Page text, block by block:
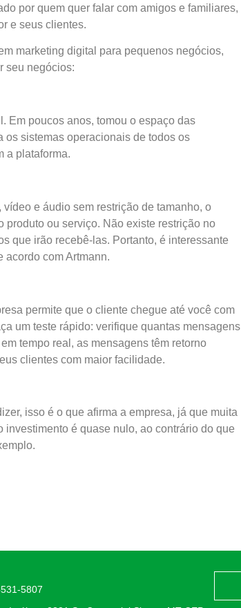
por quem quer falar com amigos e familiares,
e seus clientes.
marketing digital para pequenos negócios,
seu negócios:
Em poucos anos, tomou o espaço das
os sistemas operacionais de todos os
a plataforma.
e áudio sem restrição de tamanho, o
ou serviço. Não existe restrição no
que irão recebê-las. Portanto, é interessante
acordo com Artmann.
permite que o cliente chegue até você com
um teste rápido: verifique quantas mensagens
tempo real, as mensagens têm retorno
clientes com maior facilidade.
isso é o que afirma a empresa, já que muita
é quase nulo, ao contrário do que
5807